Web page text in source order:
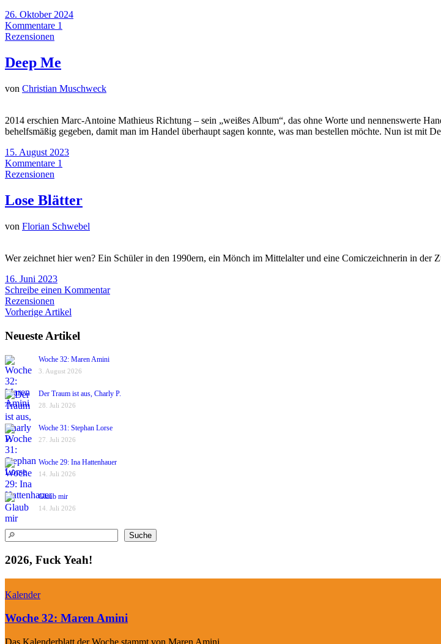
26. Oktober 2024
Kommentare 1
Rezensionen
Deep Me
von Christian Muschweck
2014 erschien Marc-Antoine Mathieus Richtung – sein „weißes Album“, das ohne Worte und nennenswerte
behelfsmäßig gegeben, damit man im Handel überhaupt sagen konnte, was man bestellen möchte. Nun ist mit
15. August 2023
Kommentare 1
Rezensionen
Lose Blätter
von Florian Schwebel
Wer zeichnet hier wen? Ein Schüler in den 1990ern, ein Mönch im Mittelalter und eine Comiczeichnerin in
16. Juni 2023
Schreibe einen Kommentar
Rezensionen
Vorherige Artikel
Neueste Artikel
Woche 32: Maren Amini
3. August 2026
Der Traum ist aus, Charly P.
28. Juli 2026
Woche 31: Stephan Lorse
27. Juli 2026
Woche 29: Ina Hattenhauer
14. Juli 2026
Glaub mir
14. Juli 2026
Suchen Suche
2026, Fuck Yeah!
Kalender
Woche 32: Maren Amini